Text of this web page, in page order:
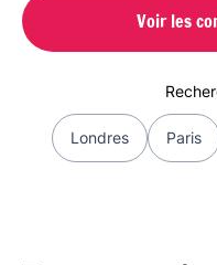
Voir les
Londres Paris